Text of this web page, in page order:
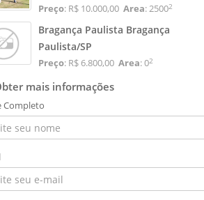
Preço: R$ 10.000,00 Area: 25002
Bragança Paulista Bragança
Paulista/SP
Preço: R$ 6.800,00 Area: 02
mais informações
Completo